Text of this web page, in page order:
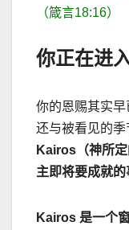
（箴言18:16）
你正在进
你的恩赐其实
还与被看见的季
Kairos （神所
主即将要成就的
Kairos 是一个